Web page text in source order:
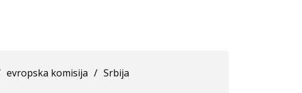
evropska komisija / Srbija